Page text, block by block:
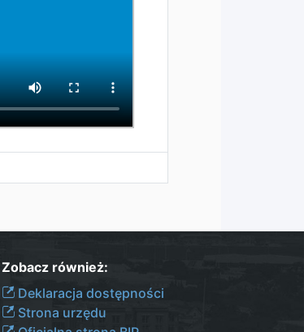
Zobacz również:
Deklaracja dostępności
Strona urzędu